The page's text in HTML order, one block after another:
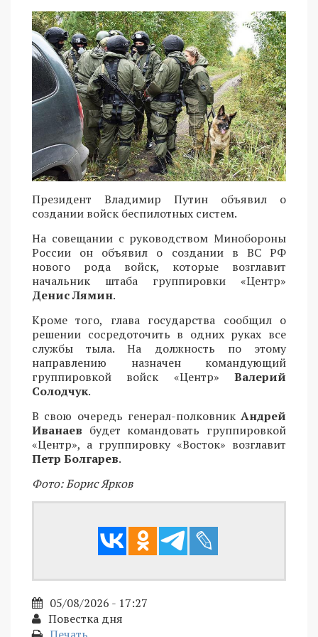
Президент Владимир Путин объявил о
создании войск беспилотных систем.
На совещании с руководством Минобороны
России он объявил о создании в ВС РФ
нового рода войск, которые возглавит
начальник штаба группировки «Центр»
Денис Лямин.
Кроме того, глава государства сообщил о
решении сосредоточить в одних руках все
службы тыла. На должность по этому
направлению назначен командующий
группировкой войск «Центр» Валерий
Солодчук.
В свою очередь генерал-полковникАндрей
Иванаев будет командовать группировкой
«Центр», а группировку «Восток» возглавит
Петр Болгарев.
Фото: Борис Ярков
05/08/2026 - 17:27
Повестка дня